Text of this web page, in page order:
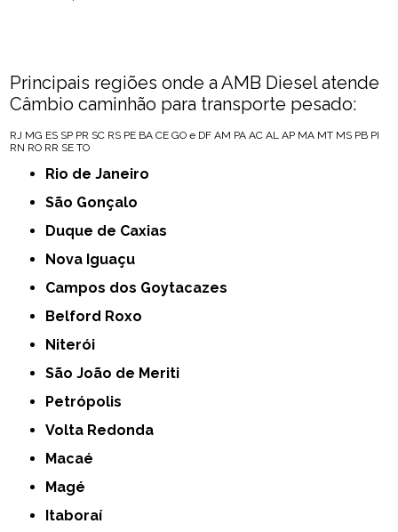
Principais regiões onde a AMB Diesel atende
Câmbio caminhão para transporte pesado:
RJ MG ES SP PR SC RS PE BA CE GO e DF AM PA AC AL AP MA MT MS PB PI
RN RO RR SE TO
Rio de Janeiro
São Gonçalo
Duque de Caxias
Nova Iguaçu
Campos dos Goytacazes
Belford Roxo
Niterói
São João de Meriti
Petrópolis
Volta Redonda
Macaé
Magé
Itaboraí